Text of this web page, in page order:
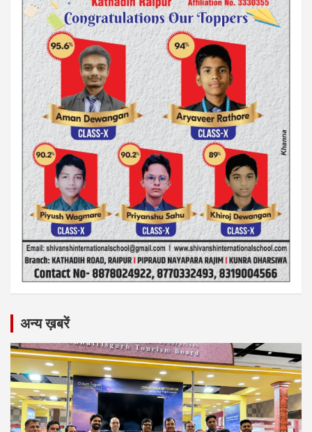
अन्य ख़बरें